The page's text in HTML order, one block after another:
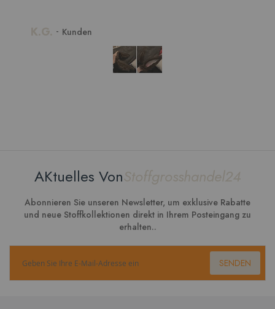
Kunden
AKtuelles VonStoffgrosshandel24
Abonnieren Sie unseren Newsletter, um exklusive Rabatte
und neue Stoffkollektionen direkt in Ihrem Posteingang zu
erhalten..
SENDEN